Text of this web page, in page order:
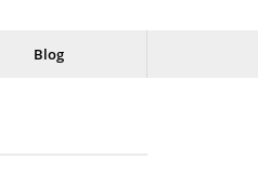
Blog